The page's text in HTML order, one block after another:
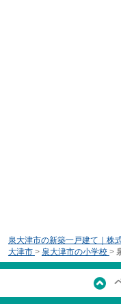
泉大津市の新築一戸建て｜株
大津市 > 泉大津市の小学校 >